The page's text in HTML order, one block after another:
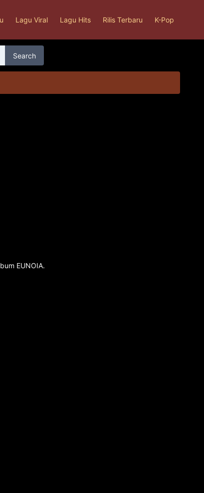
Lagu Viral Lagu Hits Rilis Terbaru K-Pop
Search
EUNOIA.